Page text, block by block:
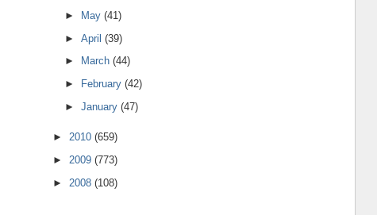
►
May(41)
►April(39)
►
March(44)
►
February(42)
►January(47)
► 2010 (659)
► 2009 (773)
► 2008 (108)